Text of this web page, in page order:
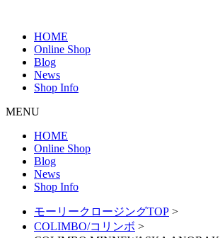
HOME
Online Shop
Blog
News
Shop Info
MENU
HOME
Online Shop
Blog
News
Shop Info
モーリークロージングTOP >
COLIMBO/コリンボ >